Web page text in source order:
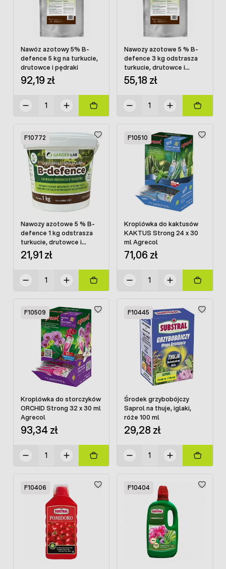
Nawóz azotowy 5% B-
defence 5 kg na turkucie,
drutowce i pędraki
92,19 zł
Nawozy azotowe 5 % B-
defence 3 kg odstrasza
turkucie, drutowce i
pędraki
55,18 zł
F10772
Nawozy azotowe 5 % B-
defence 1 kg odstrasza
turkucie, drutowce i
pędraki
21,91 zł
F10510
Kroplówka do kaktusów
KAKTUS Strong 24 x 30
ml Agrecol
71,06 zł
F10509
Kroplówka do storczyków
ORCHID Strong 32 x 30 ml
Agrecol
93,34 zł
F10445
Środek grzybobójczy
Saprol na thuje, iglaki,
róże 100 ml
29,28 zł
F10406 F10404